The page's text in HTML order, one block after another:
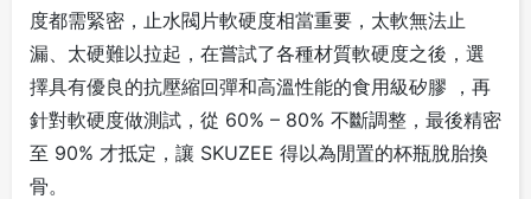
度都需緊密，止水閥片軟硬度相當重要，太軟無法止
漏、太硬難以拉起，在嘗試了各種材質軟硬度之後，選
擇具有優良的抗壓縮回彈和高溫性能的食用級矽膠 ，再
針對軟硬度做測試，從 60% – 80% 不斷調整，最後精密
至 90% 才抵定，讓 SKUZEE 得以為閒置的杯瓶脫胎換
骨。